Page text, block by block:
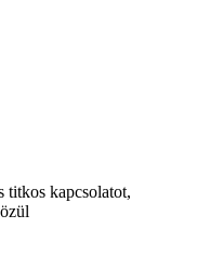
titkos kapcsolatot,